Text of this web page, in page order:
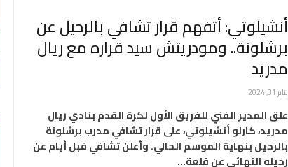
أنشيلوتي: أتفهم قرار تشافي بالرحيل عن
برشلونة.. ومودريتش سيد قراره مع ريال
مدريد
يناير 31, 2024
علق المدير الفني للفريق الأول لكرة القدم بنادي ريال
مدريد، كارلو أنشيلوتي، على قرار تشافي مدرب برشلونة
بالرحيل بنهاية الموسم الحالي. وأعلن تشافي قبل أيام عن
رحيله النهائي عن قلعة…